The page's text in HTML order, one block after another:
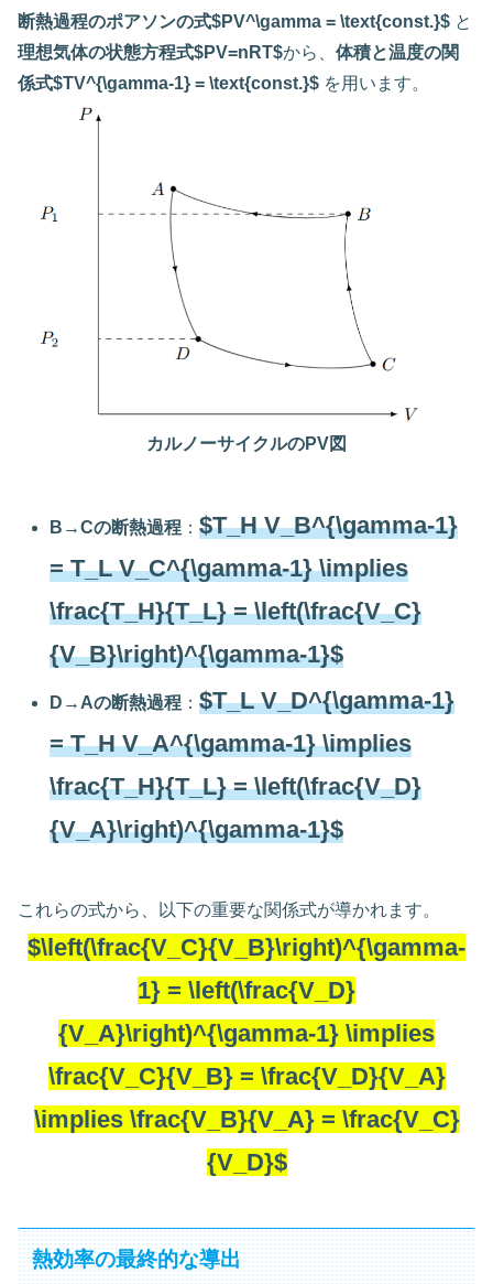
断熱過程のポアソンの式$PV^\gamma = \text{const.}$ と
理想気体の状態方程式$PV=nRT$から、 体積と温度の関
係式$TV^{\gamma-1} = \text{const.}$ を用います。
カルノーサイクルのPV図
B→Cの断熱過程 ：$T_H V_B^{\gamma-1}
= T_L V_C^{\gamma-1} \implies
\frac{T_H}{T_L} = \left(\frac{V_C}
{V_B}\right)^{\gamma-1}$
D→Aの断熱過程 ：$T_L V_D^{\gamma-1}
= T_H V_A^{\gamma-1} \implies
\frac{T_H}{T_L} = \left(\frac{V_D}
{V_A}\right)^{\gamma-1}$
これらの式から、以下の重要な関係式が導かれます。
$\left(\frac{V_C}{V_B}\right)^{\gamma-
1} = \left(\frac{V_D}
{V_A}\right)^{\gamma-1} \implies
\frac{V_C}{V_B} = \frac{V_D}{V_A}
\implies \frac{V_B}{V_A} = \frac{V_C}
{V_D}$
熱効率の最終的な導出